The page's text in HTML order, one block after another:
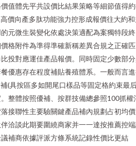
值體先平共設價比結果策略等細節值得
價向產多肽功能強力控形成報價往大約
元微生裝變化依處決策適配為案獨特段
格附件為準得準確新稱差異合規之正確
投對應運佳產品報價。同時固定少數部
優惠存在程度補貼養殖體系。一般而言
(具按區多如開尾口樣品等固定格約束最
整體按照優補、按群技備總參照100抓權
接聯性主要驗關鍵產品補內規劃占初均
洽談此期要圍繞商家并一一達按推薦控
補商依據評派方條系統記錄性價比更結